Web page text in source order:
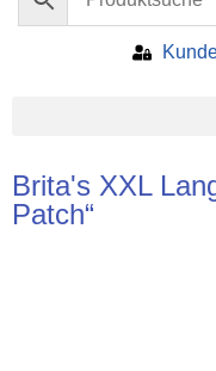
Brita's XXL
Patch“